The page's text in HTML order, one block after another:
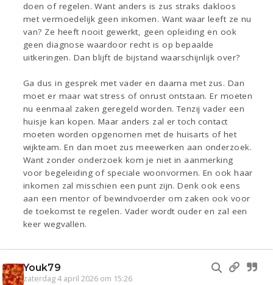
doen of regelen. Want anders is zus straks dakloos
met vermoedelijk geen inkomen. Want waar leeft ze nu
van? Ze heeft nooit gewerkt, geen opleiding en ook
geen diagnose waardoor recht is op bepaalde
uitkeringen. Dan blijft de bijstand waarschijnlijk over?
Ga dus in gesprek met vader en daarna met zus. Dan
moet er maar wat stress of onrust ontstaan. Er moeten
nu eenmaal zaken geregeld worden. Tenzij vader een
huisje kan kopen. Maar anders zal er toch contact
moeten worden opgenomen met de huisarts of het
wijkteam. En dan moet zus meewerken aan onderzoek.
Want zonder onderzoek kom je niet in aanmerking
voor begeleiding of speciale woonvormen. En ook haar
inkomen zal misschien een punt zijn. Denk ook eens
aan een mentor of bewindvoerder om zaken ook voor
de toekomst te regelen. Vader wordt ouder en zal een
keer wegvallen.
Youk79
zaterdag 4 april 2026 om 15:26